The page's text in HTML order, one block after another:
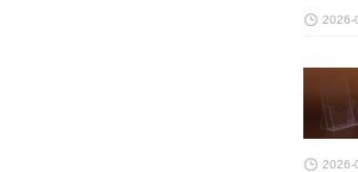
2026-
2026-